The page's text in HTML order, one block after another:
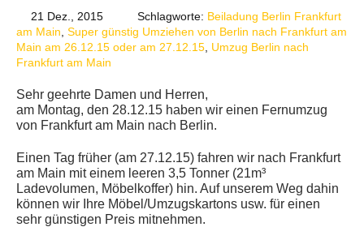
FOTOS
UMZUGSPLANUNG
AKTUELLES
BLOG
UMZUGSKOSTEN RECHNER
KUNDENMEINUNGEN
21 Dez., 2015 Schlagworte: Beiladung Berlin Frankfurt
am Main Super günstig Umziehen von Berlin nach Frankfurt am
Main am 26.12.15 oder am 27.12.15 Umzug Berlin nach
Frankfurt am Main
Sehr geehrte Damen und Herren,
am Montag, den 28.12.15 haben wir einen Fernumzug
von Frankfurt am Main nach Berlin.
Einen Tag früher (am 27.12.15) fahren wir nach Frankfurt
am Main mit einem leeren 3,5 Tonner (21m³
Ladevolumen, Möbelkoffer) hin. Auf unserem Weg dahin
können wir Ihre Möbel/Umzugskartons usw. für einen
sehr günstigen Preis mitnehmen.